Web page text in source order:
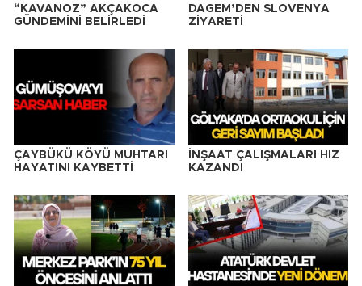
“KAVANOZ” AKÇAKOCA
GÜNDEMİNİ BELİRLEDİ
DAGEM’DEN SLOVENYA
ZİYARETİ
ÇAYBÜKÜ KÖYÜ MUHTARI
HAYATINI KAYBETTİ
İNŞAAT ÇALIŞMALARI HIZ
KAZANDI